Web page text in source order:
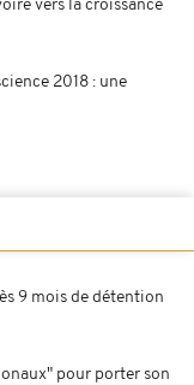
vers la croissance
2018 : une
9 mois de détention
pour porter son